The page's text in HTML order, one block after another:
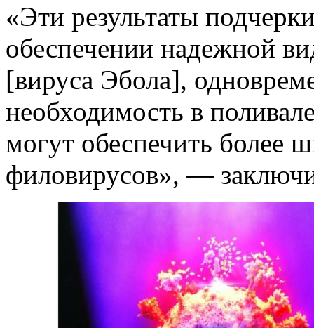
«Эти результаты
обеспечении надежной
[вируса Эбола],
необходимость в
могут обеспечить более
филовирусов», —